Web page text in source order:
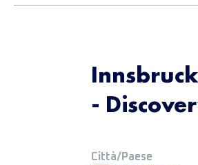
-
Città/Paese